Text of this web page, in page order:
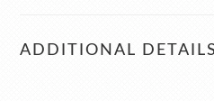
ADDITIONAL DETAILS